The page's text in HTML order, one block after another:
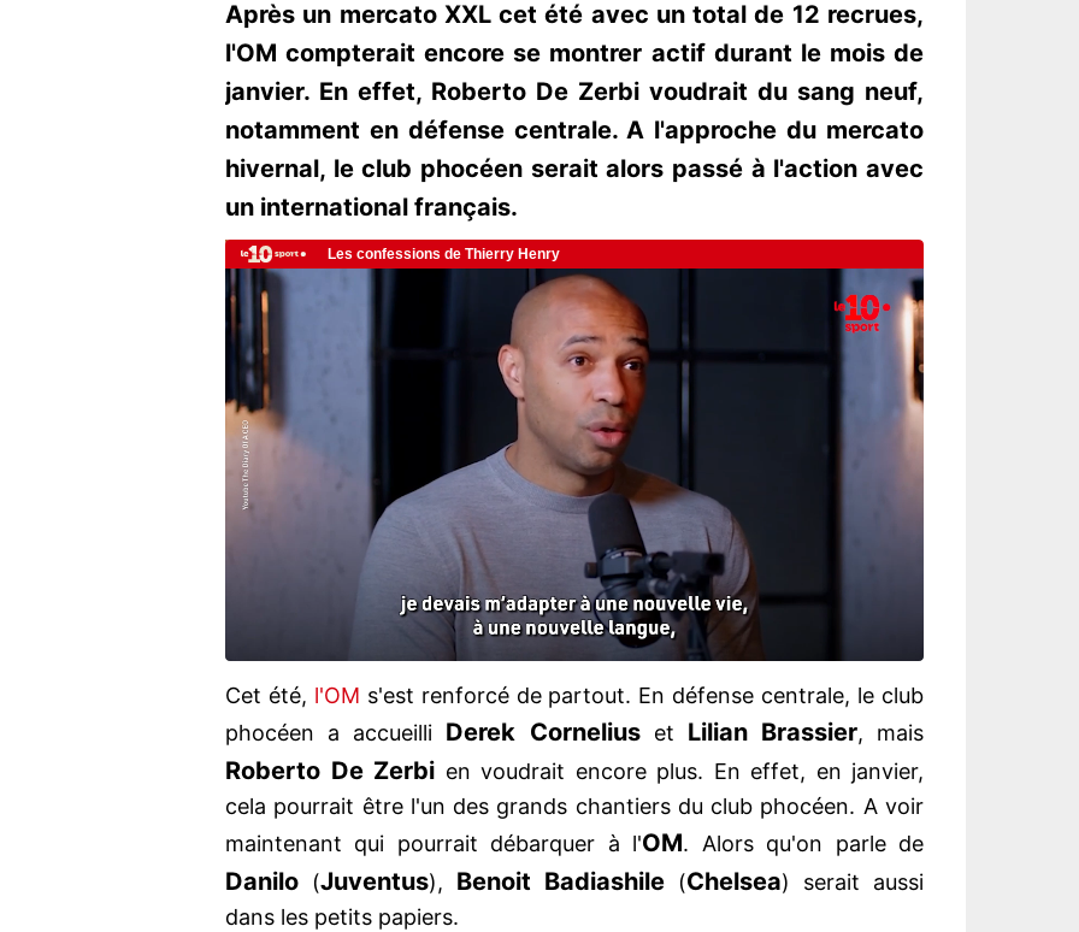
Après un mercato XXL cet été avec un total de 12 recrues,
l'OM compterait encore se montrer actif durant le mois de
janvier. En effet, Roberto De Zerbi voudrait du sang neuf,
notamment en défense centrale. A l'approche du mercato
hivernal, le club phocéen serait alors passé à l'action avec
un international français.
Cet été, l'OM s'est renforcé de partout. En défense centrale, le club
phocéen a accueilli Derek Corneliuset Lilian Brassier, mais
Roberto De Zerbi en voudrait encore plus. En effet, en janvier,
cela pourrait être l'un des grands chantiers du club phocéen. A voir
maintenant qui pourrait débarquer à l'OM. Alors qu'on parle de
Danilo (Juventus), Benoit Badiashile (Chelsea) serait aussi
dans les petits papiers.